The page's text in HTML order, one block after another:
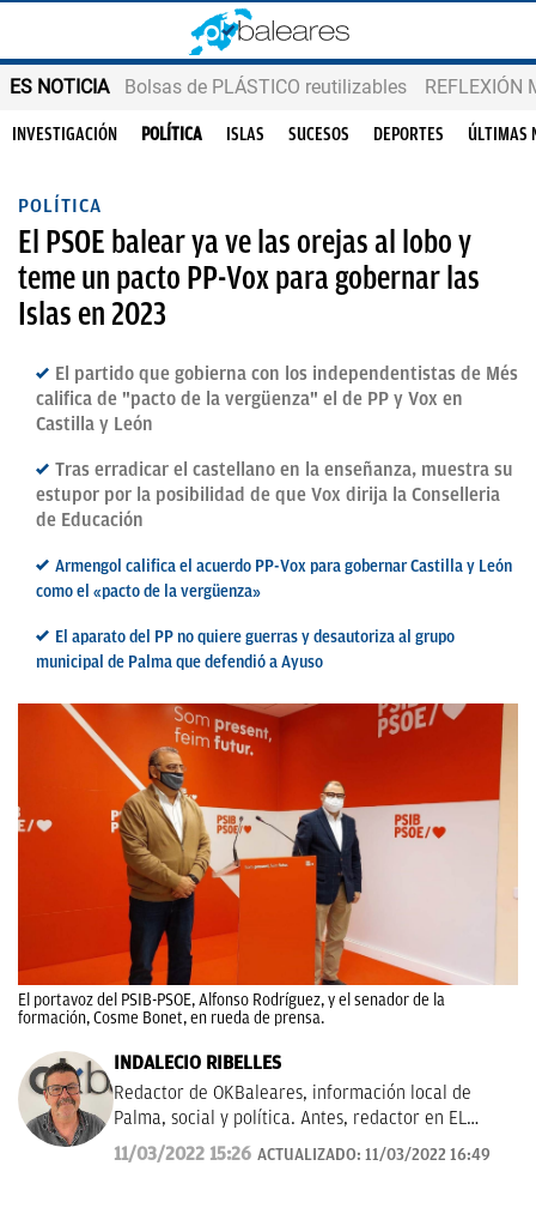
ES NOTICIA Bolsas de PLÁSTICO reutilizables REFLEXIÓN
INVESTIGACIÓN POLÍTICA ISLAS SUCESOS DEPORTES ÚLTIMAS
POLÍTICA
El PSOE balear ya ve las orejas al lobo y
teme un pacto PP-Vox para gobernar las
Islas en 2023
El partido que gobierna con los independentistas de Més
califica de "pacto de la vergüenza" el de PP y Vox en
Castilla y León
Tras erradicar el castellano en la enseñanza, muestra su
estupor por la posibilidad de que Vox dirija la Conselleria
de Educación
Armengol califica el acuerdo PP-Vox para gobernar Castilla y León
como el «pacto de la vergüenza»
El aparato del PP no quiere guerras y desautoriza al grupo
municipal de Palma que defendió a Ayuso
El portavoz del PSIB-PSOE, Alfonso Rodríguez, y el senador de la
formación, Cosme Bonet, en rueda de prensa.
INDALECIO RIBELLES
Redactor de OKBaleares, información local de
Palma, social y política. Antes, redactor en EL
MUNDO/ Baleares durante 20 años.
11/03/2022 15:26 ACTUALIZADO: 11/03/2022 16:49